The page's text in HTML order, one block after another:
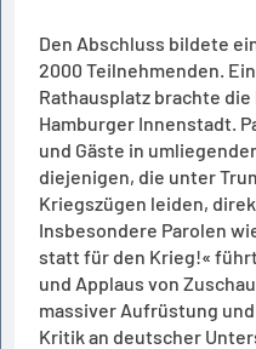
Den Abschluss bildete
2000 Teilnehmenden.
Rathausplatz brachte
Hamburger Innenstadt.
und Gäste in
diejenigen, die unter
Kriegszügen leiden,
Insbesondere Parolen
statt für den Krieg!«
und Applaus von
massiver Aufrüstung
Kritik an deutscher